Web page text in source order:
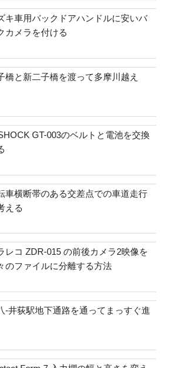
キ車用バックドアハンドルに安いバ
カメラを付ける
橋と新二子橋を渡って多摩川越え
GT-003のベルトと電池を交換
車横断帯のある交差点での車道走行
える
レコ ZDR-015 の前後カメラ2映像を
のファイルに分離する方法
-井荻駅地下通路を通ってまっすぐ進